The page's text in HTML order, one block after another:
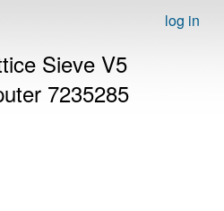
log in
Sieve V5
7235285